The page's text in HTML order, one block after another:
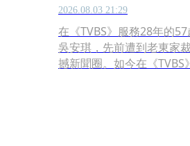
2026.08.03 21:29
在《TVBS》服務28年的
吳安琪，先前遭到老東家
撼新聞圈。如今在《TVBS